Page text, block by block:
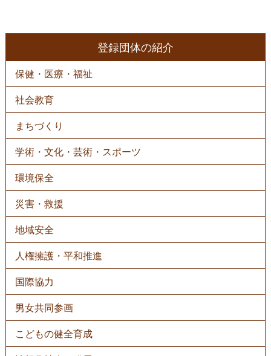
登録団体の紹介
保健・医療・福祉
社会教育
まちづくり
学術・文化・芸術・スポーツ
環境保全
災害・救援
地域安全
人権擁護・平和推進
国際協力
男女共同参画
こどもの健全育成